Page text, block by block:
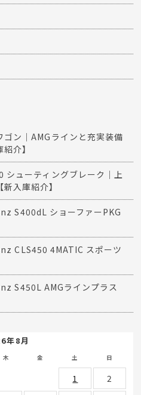
ン｜AMGラインと充実装備
介】
シューティングブレーク｜上
入庫紹介】
S400dL ショーファーPKG
CLS450 4MATIC スポーツ
S450L AMGラインプラス
年8月
木 金 土 日
1
2